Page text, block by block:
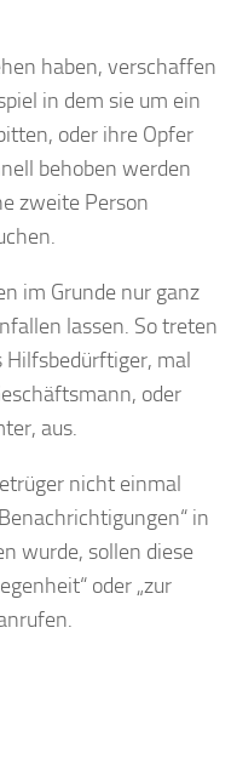
haben, verschaffen
in dem sie um ein
oder ihre Opfer
behoben werden
zweite Person
im Grunde nur ganz
lassen. So treten
Hilfsbedürftiger, mal
oder
aus.
nicht einmal
in
wurde, sollen diese
oder „zur